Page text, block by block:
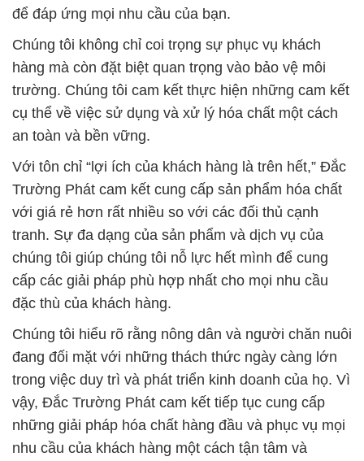
cụ thể về việc sử dụng và xử lý hóa chất một cách
an toàn và bền vững.
Với tôn chỉ “lợi ích của khách hàng là trên hết,” Đắc
Trường Phát cam kết cung cấp sản phẩm hóa chất
với giá rẻ hơn rất nhiều so với các đối thủ cạnh
tranh. Sự đa dạng của sản phẩm và dịch vụ của
chúng tôi giúp chúng tôi nỗ lực hết mình để cung
cấp các giải pháp phù hợp nhất cho mọi nhu cầu
đặc thù của khách hàng.
Chúng tôi hiểu rõ rằng nông dân và người chăn nuôi
đang đối mặt với những thách thức ngày càng lớn
trong việc duy trì và phát triển kinh doanh của họ. Vì
vậy, Đắc Trường Phát cam kết tiếp tục cung cấp
những giải pháp hóa chất hàng đầu và phục vụ mọi
nhu cầu của khách hàng một cách tận tâm và
chuyên nghiệp.
Dù bạn hoạt động trong lĩnh vực công nghiệp, xử lý
nước, hoặc nông nghiệp, chúng tôi cam kết cung
cấp giải pháp tùy chỉnh để đáp ứng mọi nhu cầu cụ